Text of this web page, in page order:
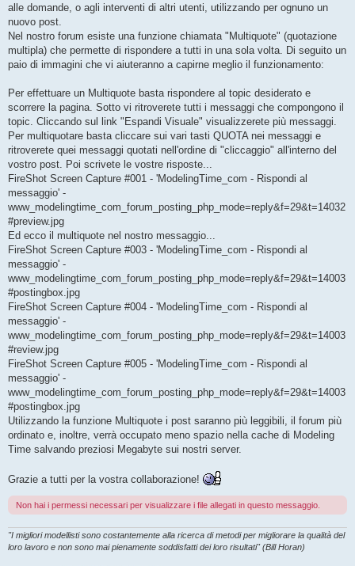
a
g
i
o
alle domande, o agli interventi di altri utenti, utilizzando per ognuno un
nuovo post.
Nel nostro forum esiste una funzione chiamata "Multiquote" (quotazione
multipla) che permette di rispondere a tutti in una sola volta. Di seguito un
paio di immagini che vi aiuteranno a capirne meglio il funzionamento:
Per effettuare un Multiquote basta rispondere al topic desiderato e
scorrere la pagina. Sotto vi ritroverete tutti i messaggi che compongono il
topic. Cliccando sul link "Espandi Visuale" visualizzerete più messaggi.
Per multiquotare basta cliccare sui vari tasti QUOTA nei messaggi e
ritroverete quei messaggi quotati nell'ordine di "cliccaggio" all'interno del
vostro post. Poi scrivete le vostre risposte...
FireShot Screen Capture #001 - 'ModelingTime_com - Rispondi al
messaggio' -
www_modelingtime_com_forum_posting_php_mode=reply&f=29&t=14032
#preview.jpg
Ed ecco il multiquote nel nostro messaggio...
FireShot Screen Capture #003 - 'ModelingTime_com - Rispondi al
messaggio' -
www_modelingtime_com_forum_posting_php_mode=reply&f=29&t=14003
#postingbox.jpg
FireShot Screen Capture #004 - 'ModelingTime_com - Rispondi al
messaggio' -
www_modelingtime_com_forum_posting_php_mode=reply&f=29&t=14003
#review.jpg
FireShot Screen Capture #005 - 'ModelingTime_com - Rispondi al
messaggio' -
www_modelingtime_com_forum_posting_php_mode=reply&f=29&t=14003
#postingbox.jpg
Utilizzando la funzione Multiquote i post saranno più leggibili, il forum più
ordinato e, inoltre, verrà occupato meno spazio nella cache di Modeling
Time salvando preziosi Megabyte sui nostri server.
Grazie a tutti per la vostra collaborazione!
Non hai i permessi necessari per visualizzare i file allegati in questo messaggio.
"I migliori modellisti sono costantemente alla ricerca di metodi per migliorare la qualità del
loro lavoro e non sono mai pienamente soddisfatti dei loro risultati" (Bill Horan)